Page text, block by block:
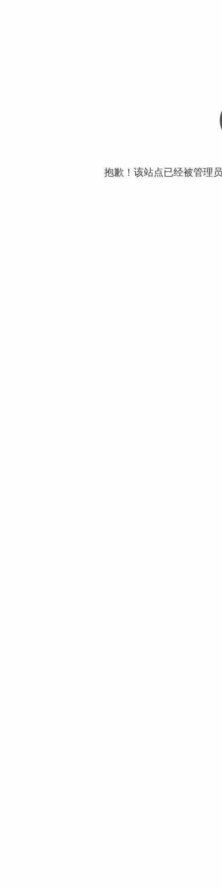
抱歉！该站点已经被管理